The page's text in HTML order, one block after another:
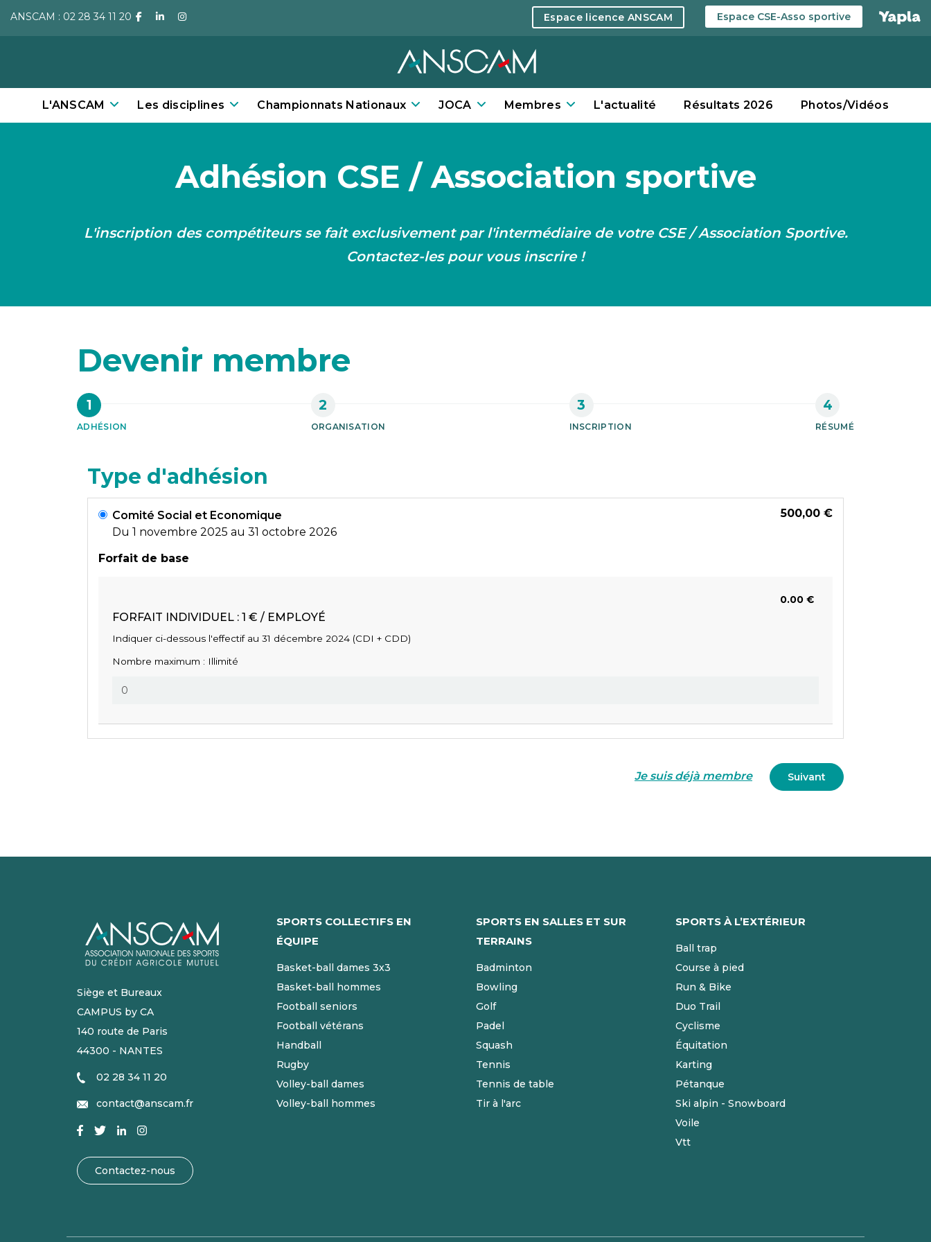
ANSCAM : 02 28 34 11 20 facebooklinkedininstagram Espace licence ANSCAM Espace CSE-Asso sportive
L'ANSCAM Les disciplines Championnats Nationaux JOCA Membres L'actualité Résultats 2026 Photos/Vidéos
Adhésion CSE / Association sportive
L'inscription des compétiteurs se fait exclusivement par l'intermédiaire de votre CSE / Association Sportive.
Contactez-les pour vous inscrire !
Devenir membre
ADHÉSION ORGANISATION INSCRIPTION RÉSUMÉ
Type d'adhésion
500,00 €
Comité Social et Economique
Du 1 novembre 2025 au 31 octobre 2026
Forfait de base
0.00 €
FORFAIT INDIVIDUEL : 1 € / EMPLOYÉ
Indiquer ci-dessous l'effectif au 31 décembre 2024 (CDI + CDD)
Nombre maximum : Illimité
Je suis déjà membre Suivant
Siège et Bureaux
CAMPUS by CA
140 route de Paris
44300 - NANTES
02 28 34 11 20
contact@anscam.fr
Contactez-nous
SPORTS COLLECTIFS EN
ÉQUIPE
Basket-ball dames 3x3
Basket-ball hommes
Football seniors
Football vétérans
Handball
Rugby
Volley-ball dames
Volley-ball hommes
SPORTS EN SALLES ET SUR
TERRAINS
Badminton
Bowling
Golf
Padel
Squash
Tennis
Tennis de table
Tir à l'arc
SPORTS À L’EXTÉRIEUR
Ball trap
Course à pied
Run & Bike
Duo Trail
Cyclisme
Équitation
Karting
Pétanque
Ski alpin - Snowboard
Voile
Vtt